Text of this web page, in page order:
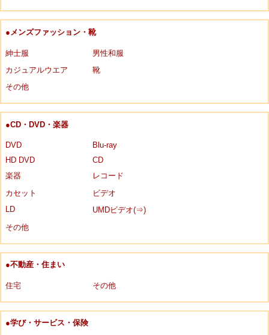
●メンズファッション・靴
紳士服
男性和服
カジュアルウエア
靴
その他
●CD・DVD・楽器
DVD
Blu-ray
HD DVD
CD
楽器
レコード
カセット
ビデオ
LD
UMDビデオ(⇒)
その他
●不動産・住まい
住宅 その他
●学び・サービス・保険